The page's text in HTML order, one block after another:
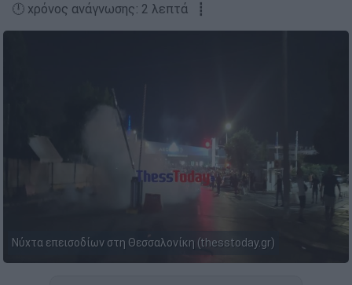
🕛 χρόνος ανάγνωσης: 2 λεπτά ┋
Νύχτα επεισοδίων στη Θεσσαλονίκη (thesstoday.gr)